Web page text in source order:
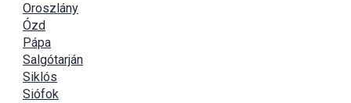
Oroszlány
Ózd
Pápa
Salgótarján
Siklós
Siófok